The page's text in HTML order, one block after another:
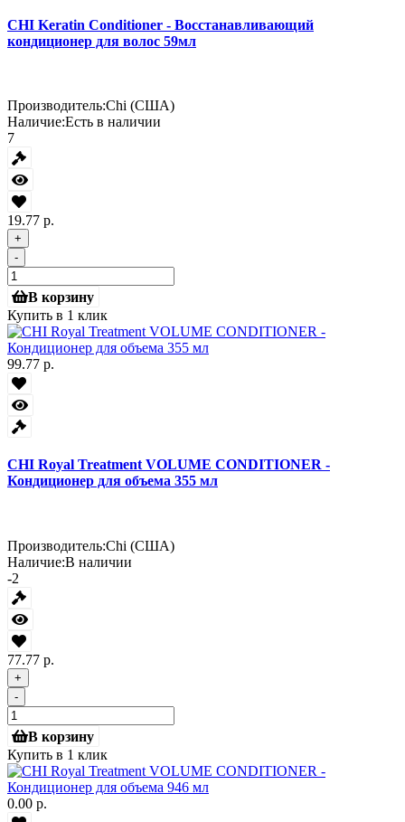
CHI Keratin Conditioner - Восстанавливающий
кондиционер для волос 59мл
Производитель:Chi (США)
Наличие:Есть в наличии
7
19.77 р.
+
-
В корзину
Купить в 1 клик
99.77 р.
CHI Royal Treatment VOLUME CONDITIONER -
Кондиционер для объема 355 мл
Производитель:Chi (США)
Наличие:В наличии
-2
77.77 р.
+
-
В корзину
Купить в 1 клик
0.00 р.